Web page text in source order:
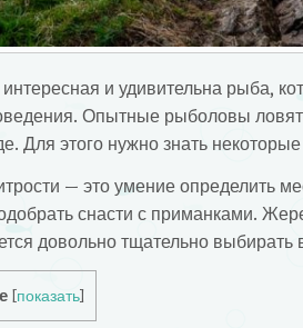
и удивительна рыба,
Опытные рыболовы
Для этого нужно знать
— это умение определить
снасти с приманками.
довольно тщательно выбирать
показать]